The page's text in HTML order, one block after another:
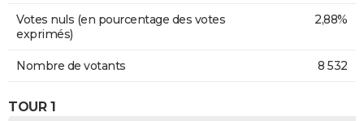
Votes nuls (en pourcentage des votes
exprimés)
2,88%
Nombre de votants 8 532
TOUR 1